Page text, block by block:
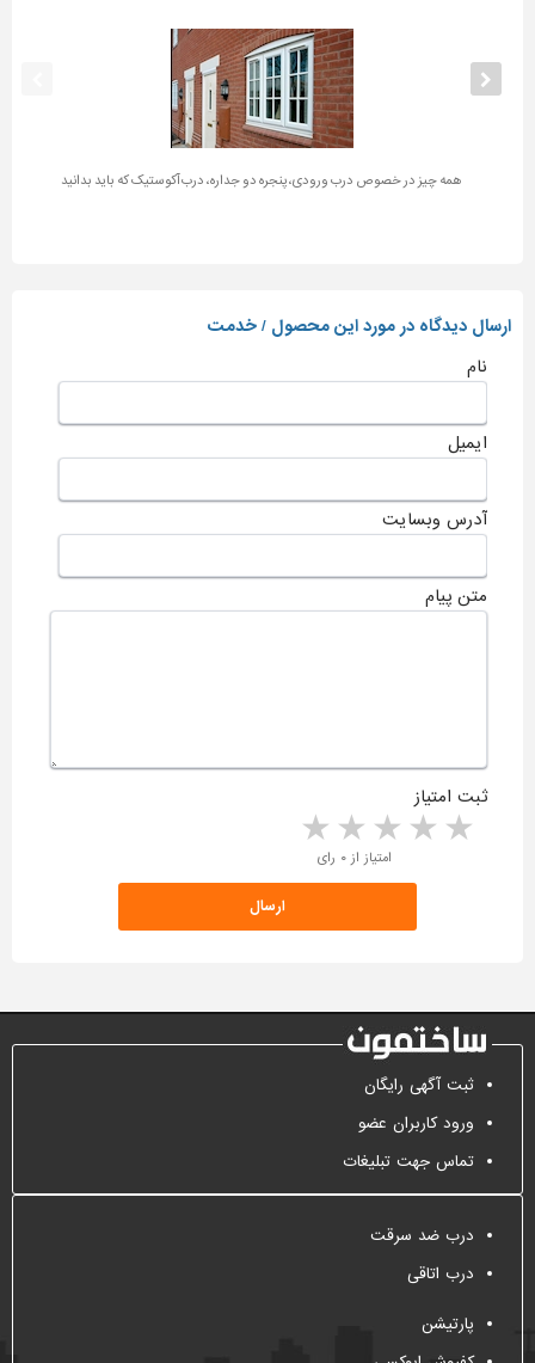
همه چیز در خصوص درب ورودی، پنجره دو جداره، درب آکوستیک که باید بدانید
ارسال دیدگاه در مورد این محصول / خدمت
نام
ایمیل
آدرس وبسایت
متن پیام
ثبت امتیاز
4 stars 3 stars 2 stars 1 star امتیاز از ۰ رای
ثبت آگهی رایگان
ورود کاربران عضو
تماس جهت تبلیغات
درب ضد سرقت
درب اتاقی
پارتیشن